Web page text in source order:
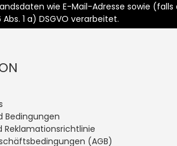
wie E-Mail-Adresse sowie
1 a) DSGVO verarbeitet.
Bedingungen
Reklamationsrichtlinie
(AGB)